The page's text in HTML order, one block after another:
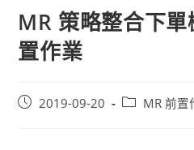
MR 策略整合下
置作業
2019-09-20 MR 前置